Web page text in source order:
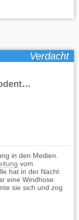
Verdacht
Abbendorf bei Bodenteich
in den Medien.
vom
hat in der Nacht
eine Windhose
sie sich und zog